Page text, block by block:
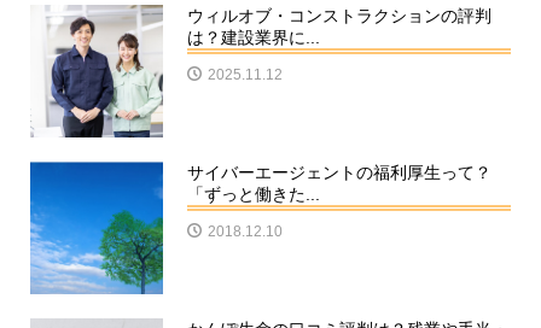
ウィルオブ・コンストラクションの評判
は？建設業界に...
2025.11.12
サイバーエージェントの福利厚生って？
「ずっと働きた...
2018.12.10